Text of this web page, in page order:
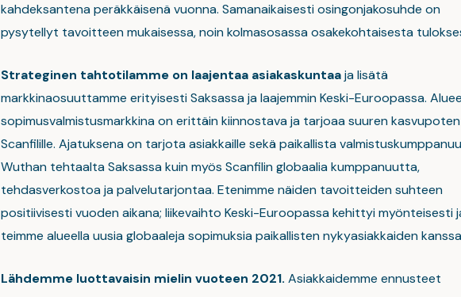
kahdeksantena peräkkäisenä vuonna. Samanaikaisesti osingonjakosuhde on
pysytellyt tavoitteen mukaisessa, noin kolmasosassa osakekohtaisesta
Strateginen tahtotilamme on laajentaa asiakaskuntaaja lisätä
markkinaosuuttamme erityisesti Saksassa ja laajemmin Keski-Euroopassa.
sopimusvalmistusmarkkina on erittäin kiinnostava ja tarjoaa suuren
Scanfilille. Ajatuksena on tarjota asiakkaille sekä paikallista
Wuthan tehtaalta Saksassa kuin myös Scanfilin globaalia kumppanuutta,
tehdasverkostoa ja palvelutarjontaa. Etenimme näiden tavoitteiden suhteen
positiivisesti vuoden aikana; liikevaihto Keski-Euroopassa kehittyi myönteisesti
teimme alueella uusia globaaleja sopimuksia paikallisten nykyasiakkaiden
Lähdemme luottavaisin mielin vuoteen 2021. Asiakkaidemme ennusteet